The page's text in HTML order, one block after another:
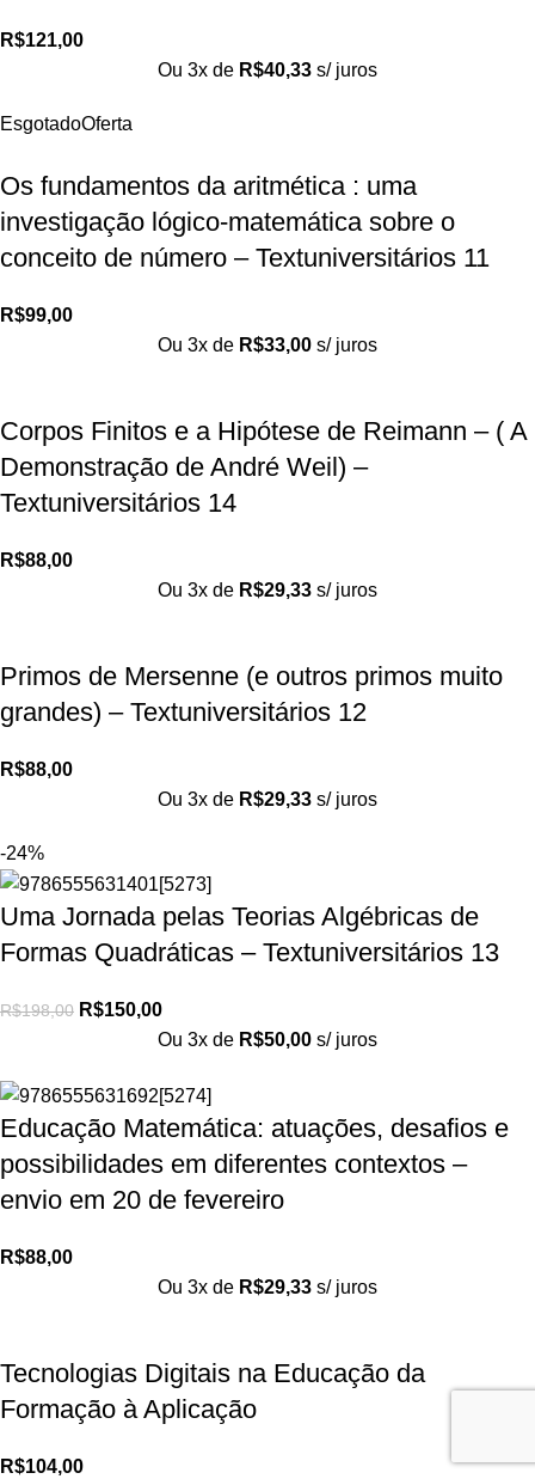
R$121,00
Ou 3x de R$40,33 s/ juros
EsgotadoOferta
Os fundamentos da aritmética : uma
investigação lógico-matemática sobre o
conceito de número – Textuniversitários 11
R$99,00
Ou 3x de R$33,00 s/ juros
Corpos Finitos e a Hipótese de Reimann – ( A
Demonstração de André Weil) –
Textuniversitários 14
R$88,00
Ou 3x de R$29,33 s/ juros
Primos de Mersenne (e outros primos muito
grandes) – Textuniversitários 12
R$88,00
Ou 3x de R$29,33 s/ juros
-24%
Uma Jornada pelas Teorias Algébricas de
Formas Quadráticas – Textuniversitários 13
R$198,00 R$150,00
Ou 3x de R$50,00 s/ juros
Educação Matemática: atuações, desafios e
possibilidades em diferentes contextos –
envio em 20 de fevereiro
R$88,00
Ou 3x de R$29,33 s/ juros
Tecnologias Digitais na Educação da
Formação à Aplicação
R$104,00